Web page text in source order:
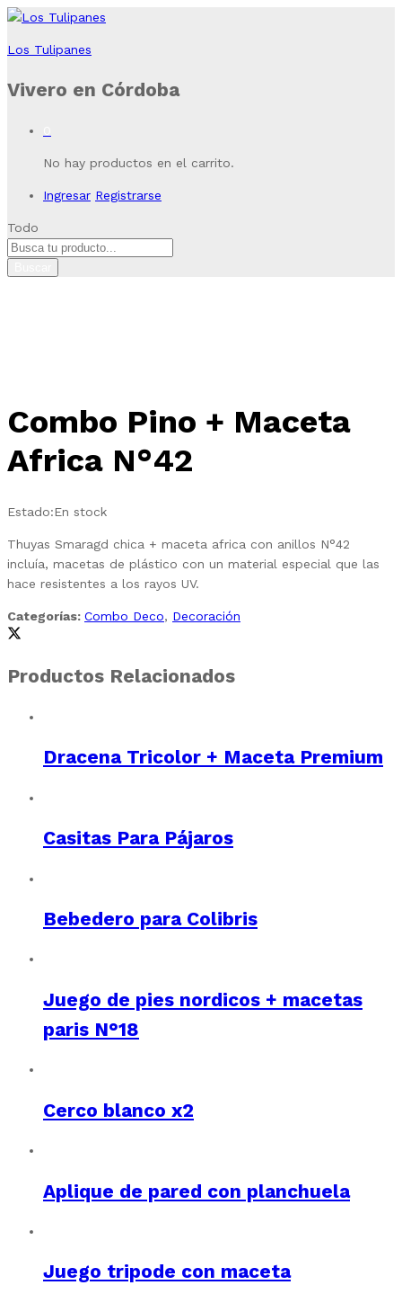
Los Tulipanes
Vivero en Córdoba
No hay productos en el carrito.
Ingresar Registrarse
Todo
Combo Pino + Maceta
Africa N°42
Estado:En stock
Thuyas Smaragd chica + maceta africa con anillos N°42
incluía, macetas de plástico con un material especial que las
hace resistentes a los rayos UV.
Categorías: Combo Deco, Decoración
Productos Relacionados
Dracena Tricolor + Maceta Premium
Casitas Para Pájaros
Bebedero para Colibris
Juego de pies nordicos + macetas
paris N°18
Cerco blanco x2
Aplique de pared con planchuela
Juego tripode con maceta